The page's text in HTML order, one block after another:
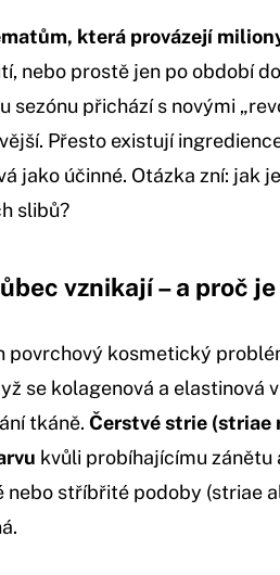
která provázejí
nebo prostě jen po období
sezónu přichází s novými
Přesto existují
jako účinné. Otázka zní: jak
slibů?
vznikají – a proč
povrchový kosmetický
se kolagenová a elastinová
tkáně. Čerstvé strie (striae
kvůli probíhajícímu zánětu
nebo stříbřité podoby (striae